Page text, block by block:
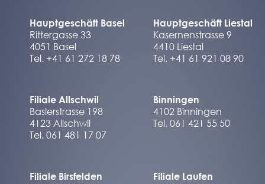
Hauptgeschäft Basel
Rittergasse 33
4051 Basel
Tel. +41 61 272 18 78
Hauptgeschäft Liestal
Kasernenstrasse 9
4410 Liestal
Tel. +41 61 921 08 90
Filiale Allschwil
Baslerstrasse 198
4123 Allschwil
Tel. 061 481 17 07
Binningen
4102 Binningen
Tel. 061 421 55 50
Filiale Birsfelden
Filiale Laufen